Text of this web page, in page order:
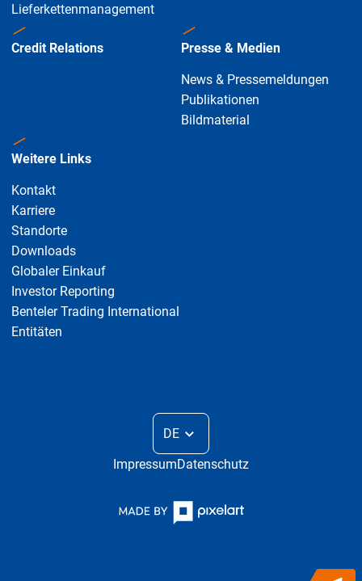
Lieferkettenmanagement
Credit Relations Presse & Medien
News & Pressemeldungen
Publikationen
Bildmaterial
Weitere Links
Kontakt
Karriere
Standorte
Downloads
Globaler Einkauf
Investor Reporting
Benteler Trading International
Entitäten
DE
ImpressumDatenschutz